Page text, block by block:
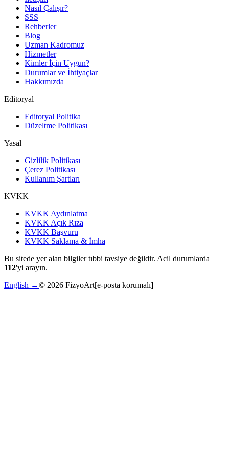
Nasıl Çalışır?
SSS
Rehberler
Blog
Uzman Kadromuz
Hizmetler
Kimler İçin Uygun?
Durumlar ve İhtiyaçlar
Hakkımızda
Editoryal
Editoryal Politika
Düzeltme Politikası
Yasal
Gizlilik Politikası
Çerez Politikası
Kullanım Şartları
KVKK
KVKK Aydınlatma
KVKK Açık Rıza
KVKK Başvuru
KVKK Saklama & İmha
Bu sitede yer alan bilgiler tıbbi tavsiye değildir. Acil durumlarda
112'yi arayın.
English →© 2026 FizyoArt[e-posta korumalı]